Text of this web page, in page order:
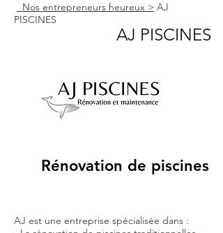
AJ PISCINES
Rénovation de piscines
Nos entrepreneurs heureux > AJ
PISCINES
AJ est une entreprise spécialisée dans :